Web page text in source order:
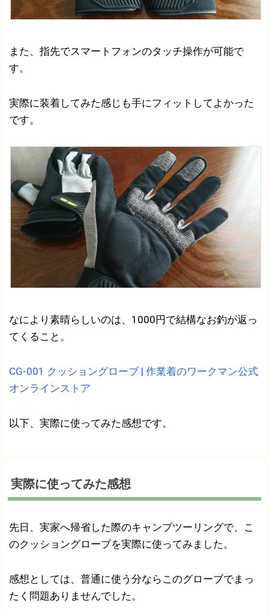
また、指先でスマートフォンのタッチ操作が可能で
す。
実際に装着してみた感じも手にフィットしてよかった
です。
なにより素晴らしいのは、1000円で結構なお釣が返っ
てくること。
CG-001 クッショングローブ | 作業着のワークマン公式
オンラインストア
以下、実際に使ってみた感想です。
実際に使ってみた感想
先日、実家へ帰省した際のキャンプツーリングで、こ
のクッショングローブを実際に使ってみました。
感想としては、普通に使う分ならこのグローブでまっ
たく問題ありませんでした。